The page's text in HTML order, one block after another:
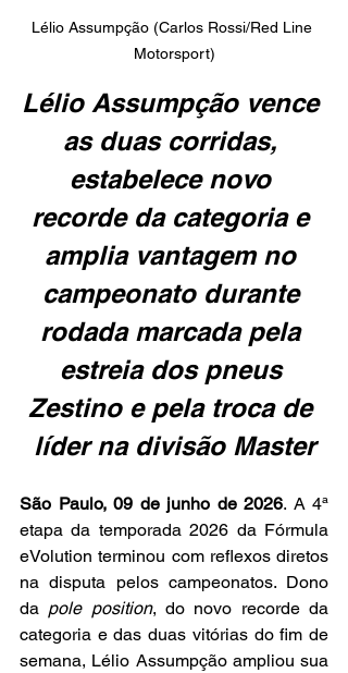
Lélio Assumpção (Carlos Rossi/Red Line
Motorsport)
Lélio Assumpção vence
as duas corridas,
estabelece novo
recorde da categoria e
amplia vantagem no
campeonato durante
rodada marcada pela
estreia dos pneus
Zestino e pela troca de
líder na divisão Master
São Paulo, 09 de junho de 2026. A 4ª
etapa da temporada 2026 da Fórmula
eVolution terminou com reflexos diretos
na disputa pelos campeonatos. Dono
da pole position, do novo recorde da
categoria e das duas vitórias do fim de
semana, Lélio Assumpção ampliou sua